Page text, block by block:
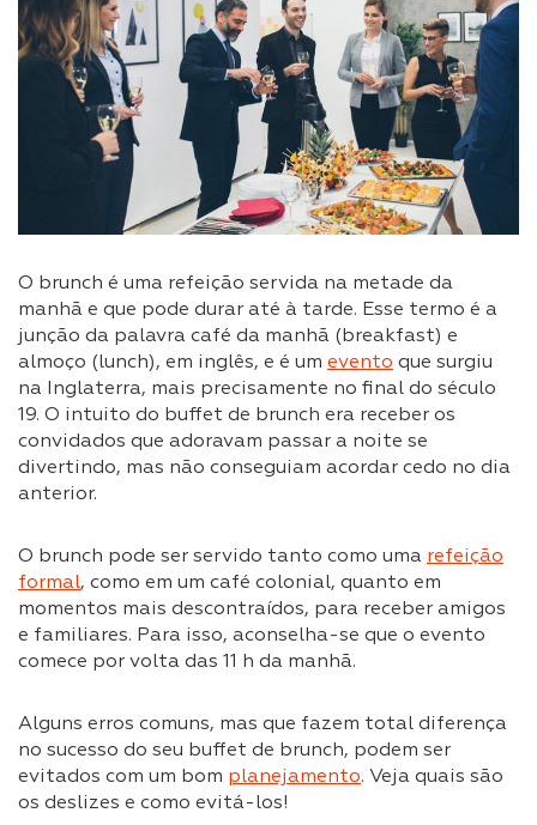
O brunch é uma refeição servida na metade da
manhã e que pode durar até à tarde. Esse termo é a
junção da palavra café da manhã (breakfast) e
almoço (lunch), em inglês, e é um evento que surgiu
na Inglaterra, mais precisamente no final do século
19. O intuito do buffet de brunch era receber os
convidados que adoravam passar a noite se
divertindo, mas não conseguiam acordar cedo no dia
anterior.
O brunch pode ser servido tanto como uma refeição
formal, como em um café colonial, quanto em
momentos mais descontraídos, para receber amigos
e familiares. Para isso, aconselha-se que o evento
comece por volta das 11 h da manhã.
Alguns erros comuns, mas que fazem total diferença
no sucesso do seu buffet de brunch, podem ser
evitados com um bom planejamento. Veja quais são
os deslizes e como evitá-los!